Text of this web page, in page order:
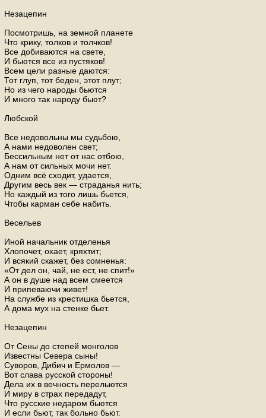
Незацепин
Посмотришь, на земной планете
Что крику, толков и толчков!
Все добиваются на свете,
И бьются все из пустяков!
Всем цели разные даются:
Тот глуп, тот беден, этот плут;
Но из чего народы бьются
И много так народу бьют?
Любской
Все недовольны мы судьбою,
А нами недоволен свет;
Бессильным нет от нас отбою,
А нам от сильных мочи нет.
Одним всё сходит, удается,
Другим весь век — страданья нить;
Но каждый из того лишь бьется,
Чтобы карман себе набить.
Весельев
Иной начальник отделенья
Хлопочет, охает, кряхтит;
И всякий скажет, без сомненья:
«От дел он, чай, не ест, не спит!»
А он в душе над всем смеется
И припеваючи живет!
На службе из крестишка бьется,
А дома мух на стенке бьет.
Незацепин
От Сены до степей монголов
Известны Севера сыны!
Суворов, Дибич и Ермолов —
Вот слава русской стороны!
Дела их в вечность перельются
И миру в страх передадут,
Что русские недаром бьются
И если бьют, так больно бьют.